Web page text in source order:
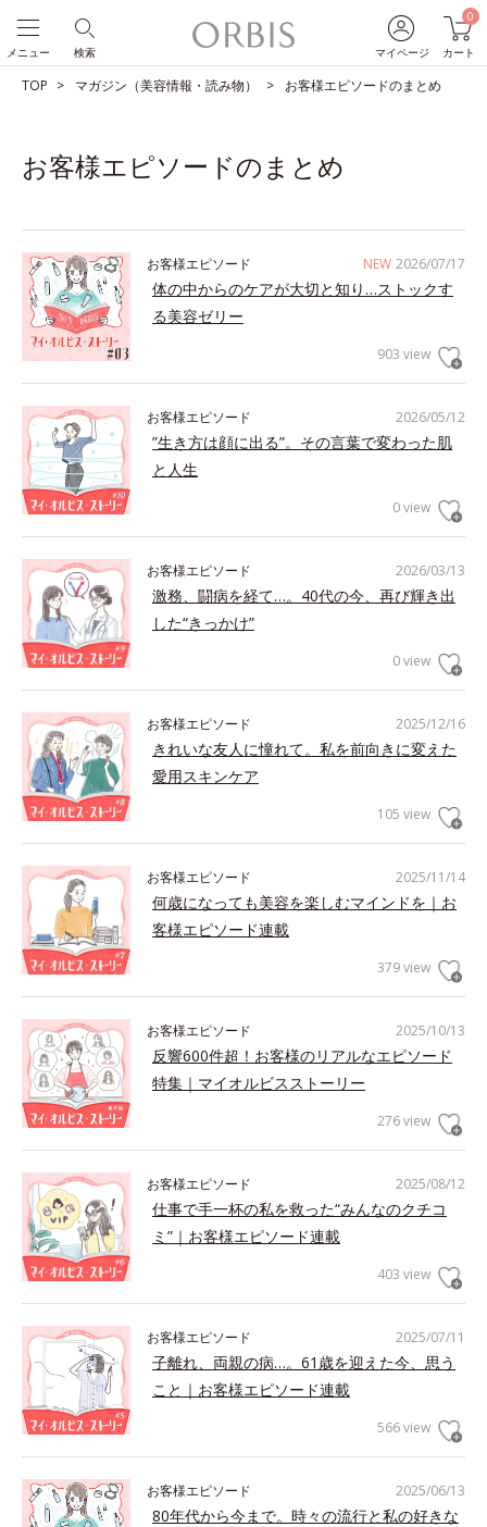
マイページ
0
カート
検索
メニュー
TOP マガジン（美容情報・読み物） お客様エピソードのまとめ
お客様エピソードのまとめ
NEW 2026/07/17
お客様エピソード
体の中からのケアが大切と知り…ストックす
る美容ゼリー
903 view
2026/05/12
お客様エピソード
”生き方は顔に出る”。その言葉で変わった肌
と人生
0 view
2026/03/13
お客様エピソード
激務、闘病を経て…。40代の今、再び輝き出
した“きっかけ”
0 view
2025/12/16
お客様エピソード
きれいな友人に憧れて。私を前向きに変えた
愛用スキンケア
105 view
2025/11/14
お客様エピソード
何歳になっても美容を楽しむマインドを｜お
客様エピソード連載
379 view
2025/10/13
お客様エピソード
反響600件超！お客様のリアルなエピソード
特集｜マイオルビスストーリー
276 view
2025/08/12
お客様エピソード
仕事で手一杯の私を救った“みんなのクチコ
ミ”｜お客様エピソード連載
403 view
2025/07/11
お客様エピソード
子離れ、両親の病…。61歳を迎えた今、思う
こと｜お客様エピソード連載
566 view
2025/06/13
お客様エピソード
80年代から今まで。時々の流行と私の好きな